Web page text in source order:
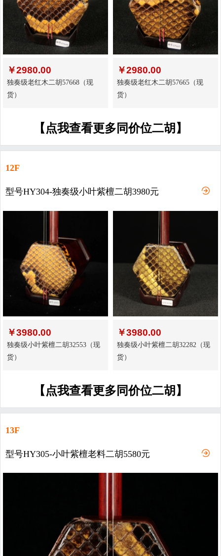
￥2980.00
独奏级老红木二胡57668（现
货）
￥2980.00
独奏级老红木二胡57665（现
货）
【点我查看更多同价位二胡】
12F
型号HY304-独奏级小叶紫檀二胡3980元
￥3980.00
独奏级小叶紫檀二胡32553（现
货）
￥3980.00
独奏级小叶紫檀二胡32282（现
货）
【点我查看更多同价位二胡】
13F
型号HY305-小叶紫檀老料二胡5580元